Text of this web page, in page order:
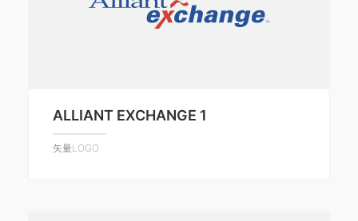
ALLIANT EXCHANGE 1
矢量LOGO